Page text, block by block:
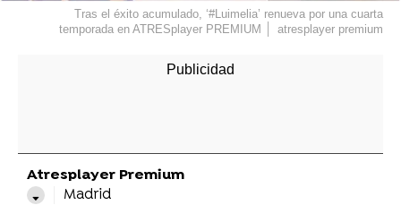
Tras el éxito acumulado, ‘#Luimelia’ renueva por una cuarta
temporada en ATRESplayer PREMIUM
atresplayer premium
Atresplayer Premium
Madrid